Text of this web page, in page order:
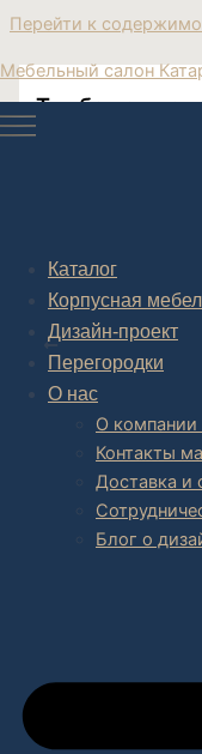
Перейти к
Мебельный салон
Каталог
Корпусная
Дизайн-проект
Перегородки
О нас
О компании
Контакты
Доставка и
Блог о
Тумба под
Post navigation
НАЗАД